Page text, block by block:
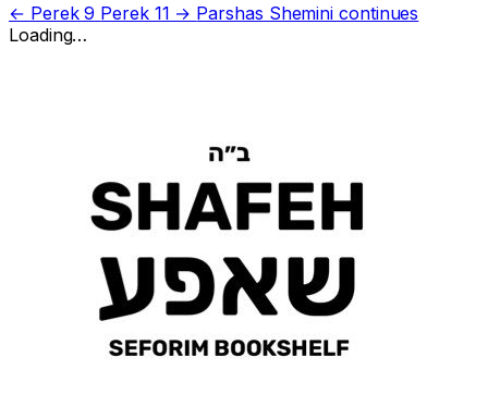
← Perek 9 Perek 11 → Parshas Shemini continues
Loading…